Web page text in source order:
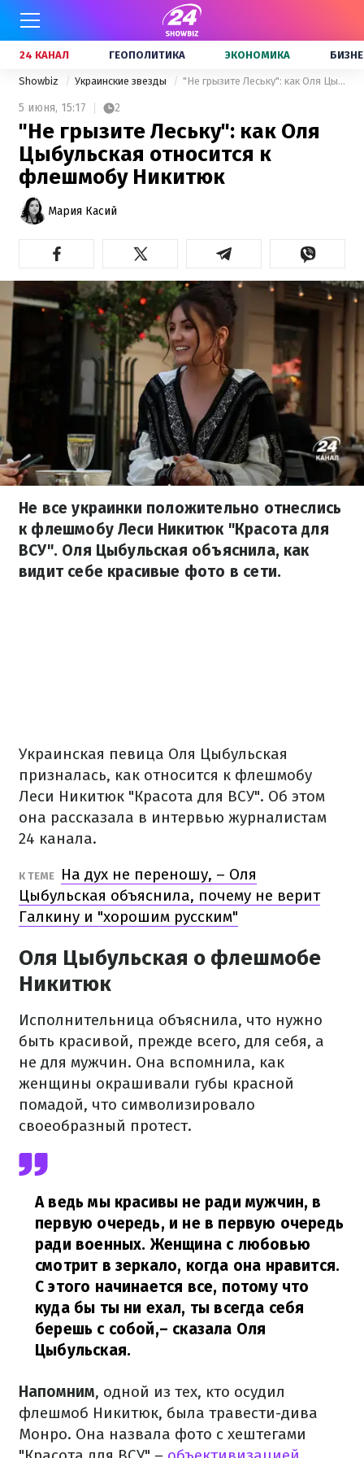
24 КАНАЛ ГЕОПОЛИТИКА ЭКОНОМИКА
Showbiz Украинские звезды "Не грызите Леську": как Оля Цыбульская относится к флешмобу Никитюк
5 июня, 15:17 2
"Не грызите Леську": как Оля
Цыбульская относится к
флешмобу Никитюк
Мария Касий
Не все украинки положительно отнеслись
к флешмобу Леси Никитюк "Красота для
ВСУ". Оля Цыбульская объяснила, как
видит себе красивые фото в сети.
Украинская певица Оля Цыбульская
призналась, как относится к флешмобу
Леси Никитюк "Красота для ВСУ". Об этом
она рассказала в интервью журналистам
24 канала.
К ТЕМЕ
На дух не переношу, – Оля
Цыбульская объяснила, почему не верит
Галкину и "хорошим русским"
Оля Цыбульская о флешмобе
Никитюк
Исполнительница объяснила, что нужно
быть красивой, прежде всего, для себя, а
не для мужчин. Она вспомнила, как
женщины окрашивали губы красной
помадой, что символизировало
своеобразный протест.
А ведь мы красивы не ради мужчин, в
первую очередь, и не в первую очередь
ради военных. Женщина с любовью
смотрит в зеркало, когда она нравится.
С этого начинается все, потому что
куда бы ты ни ехал, ты всегда себя
берешь с собой,– сказала Оля
Цыбульская.
Напомним, одной из тех, кто осудил
флешмоб Никитюк, была травести-дива
Монро. Она назвала фото с хештегами